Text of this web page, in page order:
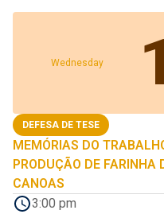
Wednesday
DEFESA DE TESE
MEMÓRIAS DO
PRODUÇÃO DE FARINHA
CANOAS
3:00 pm